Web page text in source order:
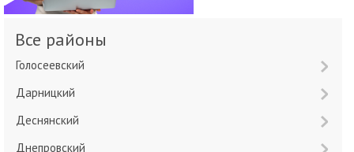
Все районы
Голосеевский
Дарницкий
Деснянский
Днепровский